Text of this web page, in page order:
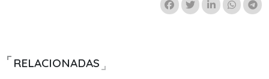
RELACIONADAS